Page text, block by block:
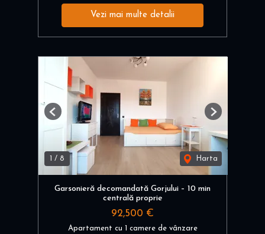
Vezi mai multe detalii
1 / 8 Harta
Previous Next
Garsonieră decomandată Gorjului – 10 min
centrală proprie
92,500 €
Apartament cu 1 camere de vânzare